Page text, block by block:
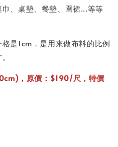
、桌墊、餐墊、圍裙...等等
是1cm，是用來做布料的比例
，原價：$190/尺，特價